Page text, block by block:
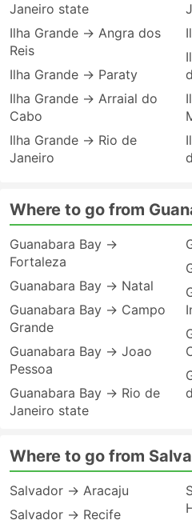
Janeiro state
Ilha Grande → Angra dos
Reis
Ilha Grande → Paraty
Ilha Grande → Arraial do
Cabo
Ilha Grande → Rio de
Janeiro
Where to go from
Guanabara Bay →
Fortaleza
Guanabara Bay → Natal
Guanabara Bay → Campo
Grande
Guanabara Bay → Joao
Pessoa
Guanabara Bay → Rio de
Janeiro state
Where to go from
Salvador → Aracaju
Salvador → Recife